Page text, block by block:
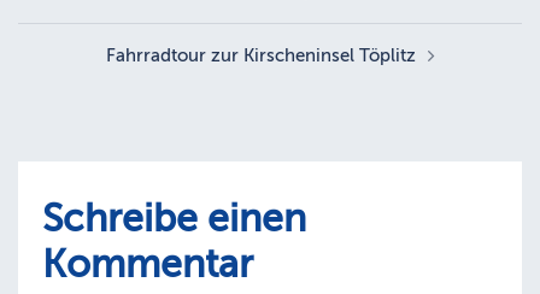
Fahrradtour zur Kirscheninsel Töplitz
Schreibe einen
Kommentar